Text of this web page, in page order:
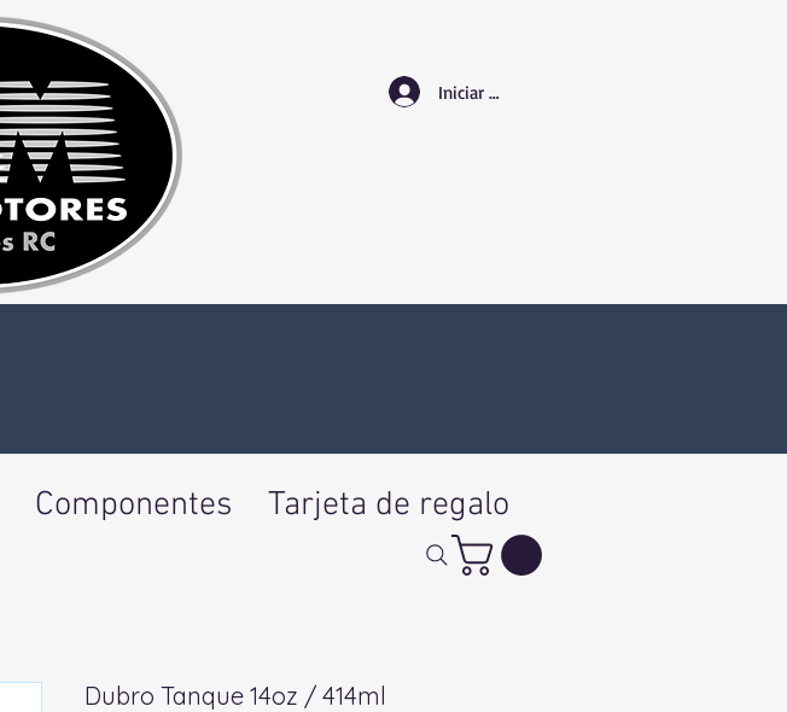
Iniciar sesión
Componentes Tarjeta de regalo
Dubro Tanque 14oz / 414ml